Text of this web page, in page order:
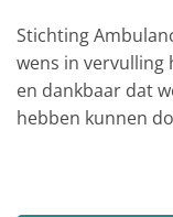
Stichting
wens in vervulling
en dankbaar dat
hebben kunnen